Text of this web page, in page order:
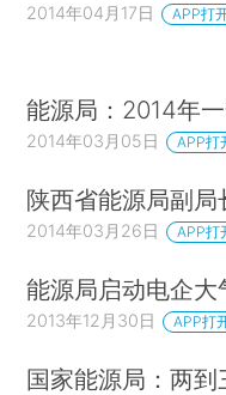
2014年04月17日 APP打
能源局：2014年
2014年03月05日 APP打
陕西省能源局副
2014年03月26日 APP打
能源局启动电企
2013年12月30日 APP打
国家能源局：两